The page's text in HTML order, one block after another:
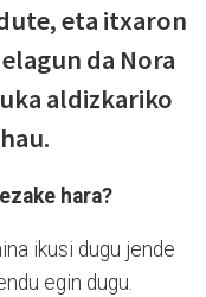
eta itxaron
da Nora
aldizkariko
hara?
ikusi dugu jende
egin dugu.